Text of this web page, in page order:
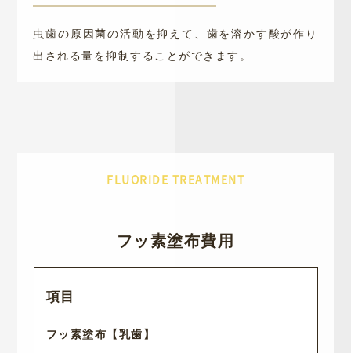
虫歯の原因菌の活動を抑えて、歯を溶かす酸が作り
出される量を抑制することができます。
FLUORIDE TREATMENT
フッ素塗布費用
フッ素塗布 【乳歯】